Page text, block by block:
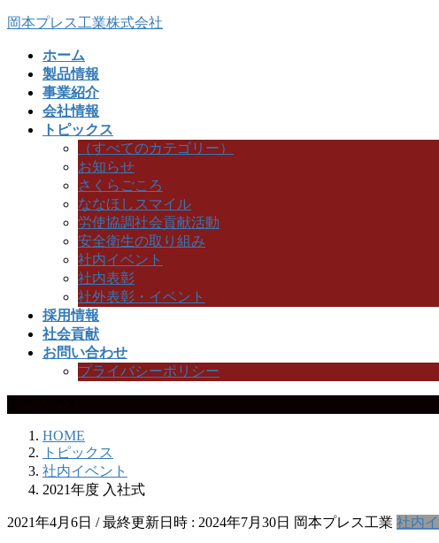
コ
ナ
岡本プレス工業株式会社
ホーム
製品情報
事業紹介
会社情報
トピックス
（すべてのカテゴリー）
お知らせ
さくらごころ
ななほしスマイル
労使協調社会貢献活動
安全衛生の取り組み
社内イベント
社内表彰
社外表彰・イベント
採用情報
社会貢献
お問い合わせ
プライバシーポリシー
HOME
トピックス
社内イベント
2021年度 入社式
2021年4月6日 / 最終更新日時 : 2024年7月30日 岡本プレス工業 社内